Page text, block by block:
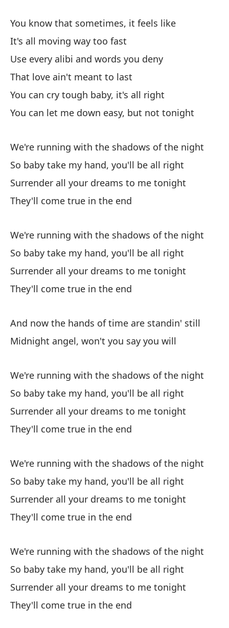
You know that sometimes, it feels like
It's all moving way too fast
Use every alibi and words you deny
That love ain't meant to last
You can cry tough baby, it's all right
You can let me down easy, but not tonight
We're running with the shadows of the night
So baby take my hand, you'll be all right
Surrender all your dreams to me tonight
They'll come true in the end
We're running with the shadows of the night
So baby take my hand, you'll be all right
Surrender all your dreams to me tonight
They'll come true in the end
And now the hands of time are standin' still
Midnight angel, won't you say you will
We're running with the shadows of the night
So baby take my hand, you'll be all right
Surrender all your dreams to me tonight
They'll come true in the end
We're running with the shadows of the night
So baby take my hand, you'll be all right
Surrender all your dreams to me tonight
They'll come true in the end
We're running with the shadows of the night
So baby take my hand, you'll be all right
Surrender all your dreams to me tonight
They'll come true in the end